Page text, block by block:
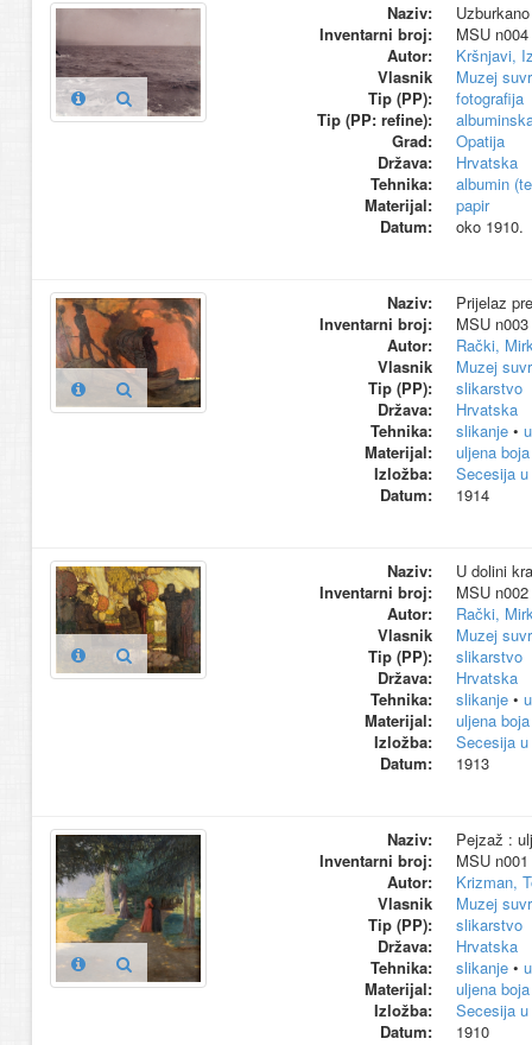
Naziv:
Inventarni broj:
MSU n004
Autor:
Kršnjavi,
Vlasnik
Muzej
Tip (PP):
fotografija
Tip (PP: refine):
Grad:
Opatija
Država:
Hrvatska
Tehnika:
albumin
Materijal:
papir
Datum:
oko 1910.
Naziv:
Prijelaz
Inventarni broj:
MSU n003
Autor:
Rački,
Vlasnik
Muzej
Tip (PP):
slikarstvo
Država:
Hrvatska
Tehnika:
slikanje•
Materijal:
uljena boja
Izložba:
Secesija
Datum:
1914
Naziv:
U dolini
Inventarni broj:
MSU n002
Autor:
Rački,
Vlasnik
Muzej
Tip (PP):
slikarstvo
Država:
Hrvatska
Tehnika:
slikanje•
Materijal:
uljena boja
Izložba:
Secesija
Datum:
1913
Naziv:
Pejzaž :
Inventarni broj:
MSU n001
Autor:
Krizman,
Vlasnik
Muzej
Tip (PP):
slikarstvo
Država:
Hrvatska
Tehnika:
slikanje•
Materijal:
uljena boja
Izložba:
Secesija
Datum:
1910